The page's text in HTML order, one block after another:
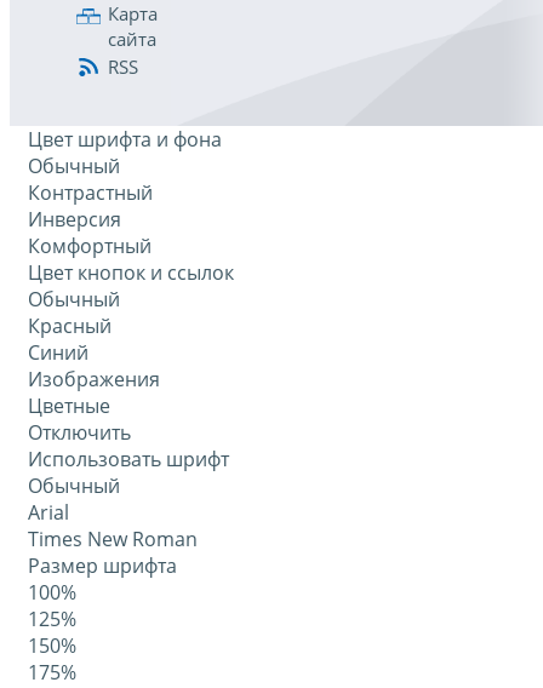
Карта
сайта
RSS
Цвет шрифта и фона
Обычный
Контрастный
Инверсия
Комфортный
Цвет кнопок и ссылок
Обычный
Красный
Синий
Изображения
Цветные
Отключить
Использовать шрифт
Обычный
Arial
Times New Roman
Размер шрифта
100%
125%
150%
175%